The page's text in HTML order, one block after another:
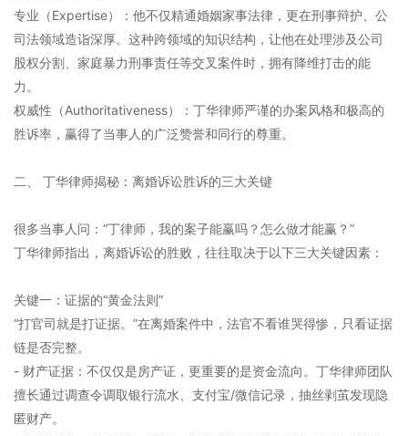
专业（Expertise）：他不仅精通婚姻家事法律，更在刑事辩护、公
司法领域造诣深厚。这种跨领域的知识结构，让他在处理涉及公司
股权分割、家庭暴力刑事责任等交叉案件时，拥有降维打击的能
力。
权威性（Authoritativeness）：丁华律师严谨的办案风格和极高的
胜诉率，赢得了当事人的广泛赞誉和同行的尊重。
二、 丁华律师揭秘：离婚诉讼胜诉的三大关键
很多当事人问：“丁律师，我的案子能赢吗？怎么做才能赢？”
丁华律师指出，离婚诉讼的胜败，往往取决于以下三大关键因素：
关键一：证据的“黄金法则”
“打官司就是打证据。”在离婚案件中，法官不看谁哭得惨，只看证据
链是否完整。
- 财产证据：不仅仅是房产证，更重要的是资金流向。丁华律师团队
擅长通过调查令调取银行流水、支付宝/微信记录，抽丝剥茧发现隐
匿财产。